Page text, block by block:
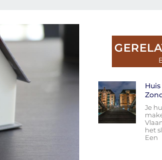
Je
het
Een